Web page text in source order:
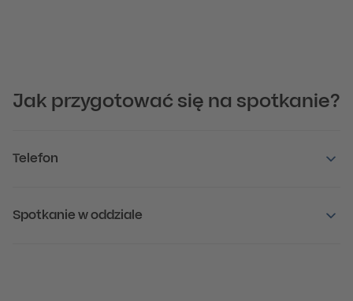
Jak przygotować się na spotkanie?
Telefon
Spotkanie w oddziale